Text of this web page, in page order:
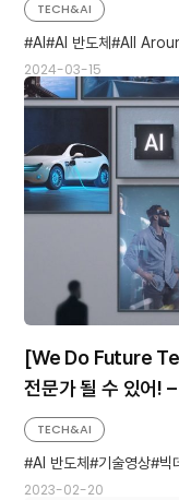
2024-03-15
TECH&AI
AI
AI 반도체 All
[We Do Future
전문가 될 수 있어!
2023-02-20
TECH&AI
AI 반도체 기술영상 빅